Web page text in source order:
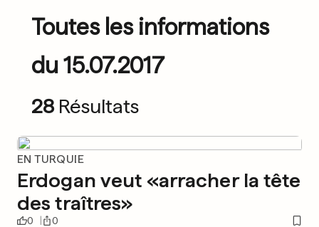
Toutes les informations
du 15.07.2017
28 Résultats
EN TURQUIE
Erdogan veut «arracher la tête
des traîtres»
0 0